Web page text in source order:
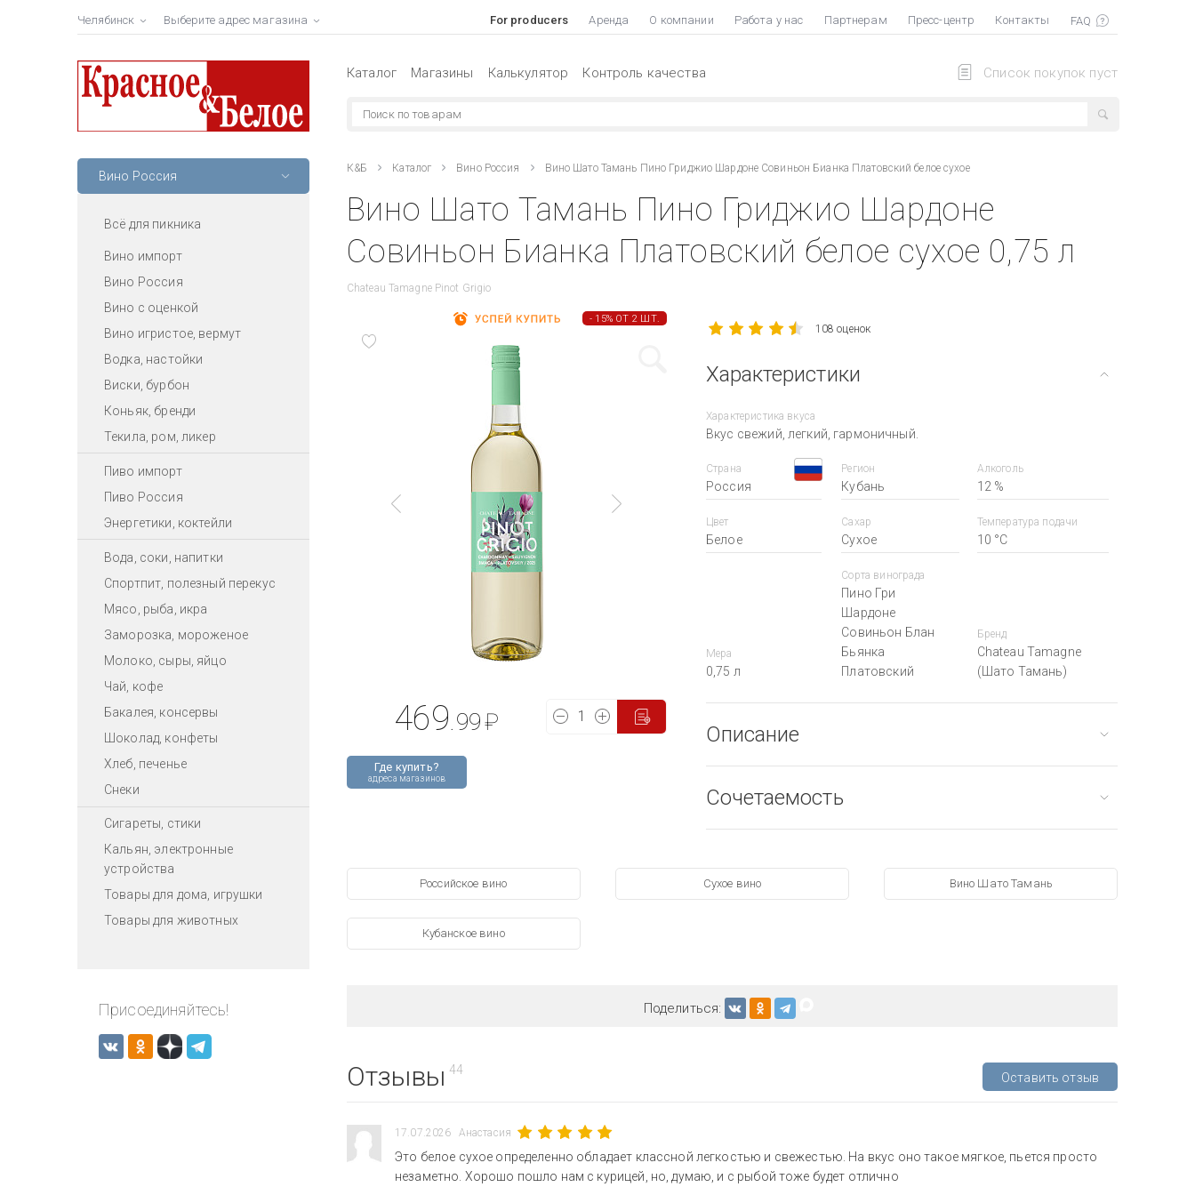
Челябинск Выберите адрес магазина For producers Аренда О компании Работа у нас Партнерам Пресс-центр Контакты
Список покупок пуст
Каталог Магазины Калькулятор Контроль качества
Вино Россия
Всё для пикника
Вино импорт
Вино Россия
Вино с оценкой
Вино игристое, вермут
Водка, настойки
Виски, бурбон
Коньяк, бренди
Текила, ром, ликер
Пиво импорт
Пиво Россия
Энергетики, коктейли
Вода, соки, напитки
Спортпит, полезный перекус
Мясо, рыба, икра
Заморозка, мороженое
Молоко, сыры, яйцо
Чай, кофе
Бакалея, консервы
Шоколад, конфеты
Хлеб, печенье
Снеки
Сигареты, стики
Кальян, электронные
устройства
Товары для дома, игрушки
Товары для животных
Присоединяйтесь!
К&Б Каталог Вино Россия Вино Шато Тамань Пино Гриджио Шардоне Совиньон Бианка Платовский белое сухое
Вино Шато Тамань Пино Гриджио Шардоне
Совиньон Бианка Платовский белое сухое 0,75 л
Chateau Tamagne Pinot Grigio
- 15% ОТ 2 ШТ.
Где купить?
адреса магазинов
469 .99₽
108 оценок
Характеристики
Характеристика вкуса
Вкус свежий, легкий, гармоничный.
Страна
Россия
Регион
Кубань
Алкоголь
12 %
Цвет
Белое
Сахар
Сухое
Температура подачи
10 °С
Мера
0,75 л
Сорта винограда
Пино Гри
Шардоне
Совиньон Блан
Бьянка
Платовский
Бренд
Chateau Tamagne
(Шато Тамань)
Описание
Сочетаемость
Российское вино Сухое вино Вино Шато Тамань
Кубанское вино
Поделиться:
Отзывы 44
Оставить отзыв
17.07.2026 Анастасия
Это белое сухое определенно обладает классной легкостью и свежестью. На вкус оно такое мягкое, пьется просто
незаметно. Хорошо пошло нам с курицей, но, думаю, и с рыбой тоже будет отлично